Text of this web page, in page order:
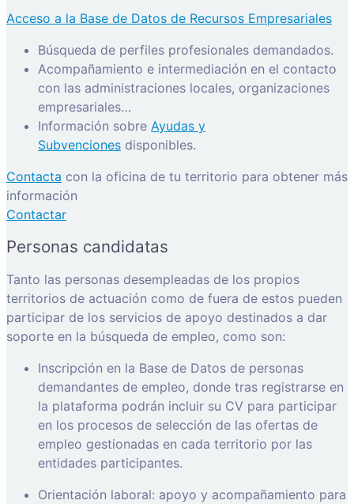
Acceso a la Base de Datos de Recursos Empresariales
Búsqueda de perfiles profesionales demandados.
Acompañamiento e intermediación en el contacto
con las administraciones locales, organizaciones
empresariales…
Información sobre Ayudas y
Subvenciones disponibles.
Contacta con la oficina de tu territorio para obtener más
información
Contactar
Personas candidatas
Tanto las personas desempleadas de los propios
territorios de actuación como de fuera de estos pueden
participar de los servicios de apoyo destinados a dar
soporte en la búsqueda de empleo, como son:
Inscripción en la Base de Datos de personas
demandantes de empleo, donde tras registrarse en
la plataforma podrán incluir su CV para participar
en los procesos de selección de las ofertas de
empleo gestionadas en cada territorio por las
entidades participantes.
Orientación laboral: apoyo y acompañamiento para